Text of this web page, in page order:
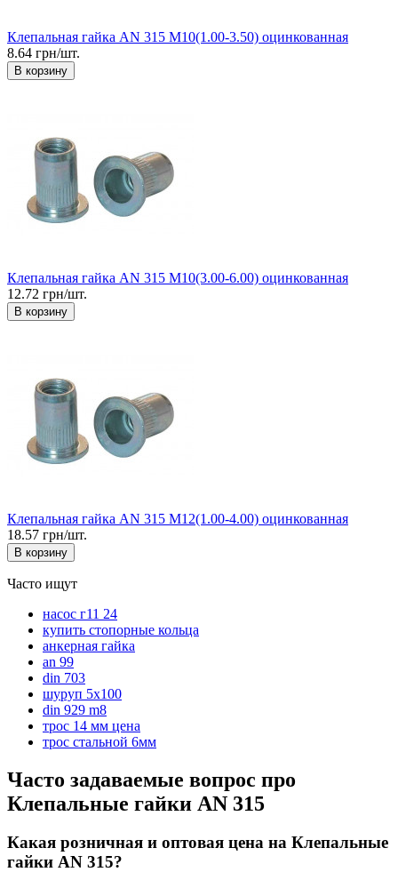
Клепальная гайка AN 315 М10(1.00-3.50) оцинкованная
8.64 грн/шт.
В корзину
Клепальная гайка AN 315 М10(3.00-6.00) оцинкованная
12.72 грн/шт.
В корзину
Клепальная гайка AN 315 М12(1.00-4.00) оцинкованная
18.57 грн/шт.
В корзину
Часто ищут
насос г11 24
купить стопорные кольца
анкерная гайка
an 99
din 703
шуруп 5х100
din 929 m8
трос 14 мм цена
трос стальной 6мм
Часто задаваемые вопрос про
Клепальные гайки AN 315
Какая розничная и оптовая цена на Клепальные
гайки AN 315?